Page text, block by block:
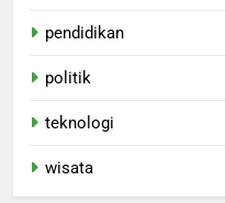
pendidikan
politik
teknologi
wisata